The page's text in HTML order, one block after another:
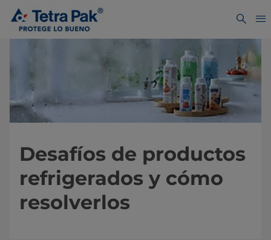
Desafíos de productos
refrigerados y cómo
resolverlos